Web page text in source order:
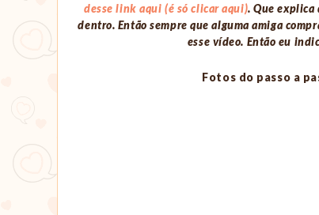
desse link aqui (é só clicar aqui). Que explica
dentro. Então sempre que alguma amiga
esse vídeo. Então eu
Fotos do passo a